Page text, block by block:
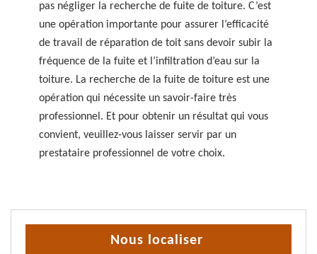
pas négliger la recherche de fuite de toiture. C’est
une opération importante pour assurer l’efficacité
de travail de réparation de toit sans devoir subir la
fréquence de la fuite et l’infiltration d’eau sur la
toiture. La recherche de la fuite de toiture est une
opération qui nécessite un savoir-faire très
professionnel. Et pour obtenir un résultat qui vous
convient, veuillez-vous laisser servir par un
prestataire professionnel de votre choix.
Nous localiser